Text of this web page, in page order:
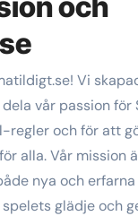
Vi
vår passion för
regler och för att
alla. Vår mission
nya och
glädje och